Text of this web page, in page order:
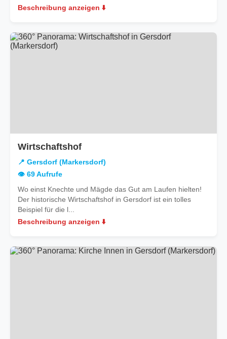
Beschreibung anzeigen ⬇️
Wirtschaftshofin
Gersdorf
(Markersdorf)
📍 Gersdorf (Markersdorf)
👁️ 69 Aufrufe
Wo einst Knechte und Mägde das Gut am Laufen hielten!
Der historische Wirtschaftshof in Gersdorf ist ein tolles
Beispiel für die l...
Beschreibung anzeigen ⬇️